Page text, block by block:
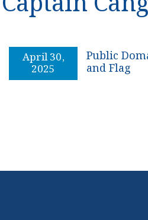
April 30,
2025
Public
and Flag